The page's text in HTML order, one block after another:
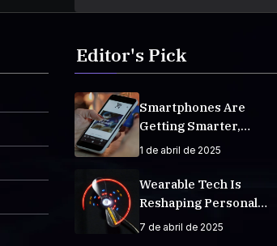
Editor's Pick
Smartphones Are
Getting Smarter,
Integrating AI Everyday
1 de abril de 2025
Wearable Tech Is
Reshaping Personal
Fitness Tracking
7 de abril de 2025